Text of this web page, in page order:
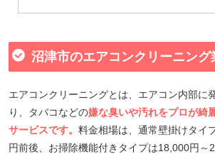
沼津市のエアコンクリーニング
エアコンクリーニングとは、エアコン内部に
り、タバコなどの嫌な臭いや汚れをプロが綺
サービスです。 料金相場は、通常壁掛けタイ
円前後、お掃除機能付きタイプは18,000円～